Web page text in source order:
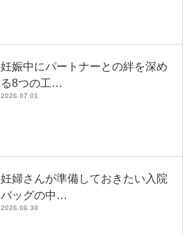
妊娠中にパートナーとの絆を深め
る8つの工…
2026.07.01
妊婦さんが準備しておきたい入院
バッグの中…
2026.06.30